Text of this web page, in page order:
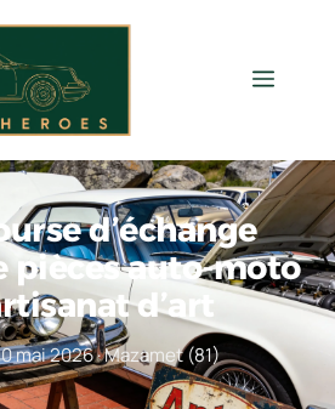
Menu
d’échange
pièces auto-moto
d’art
mai 2026 · Mazamet (81)